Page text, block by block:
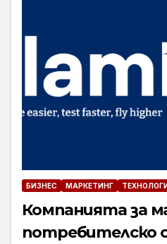
БИЗНЕС МАРКЕТИНГ
Компанията за
потребителско